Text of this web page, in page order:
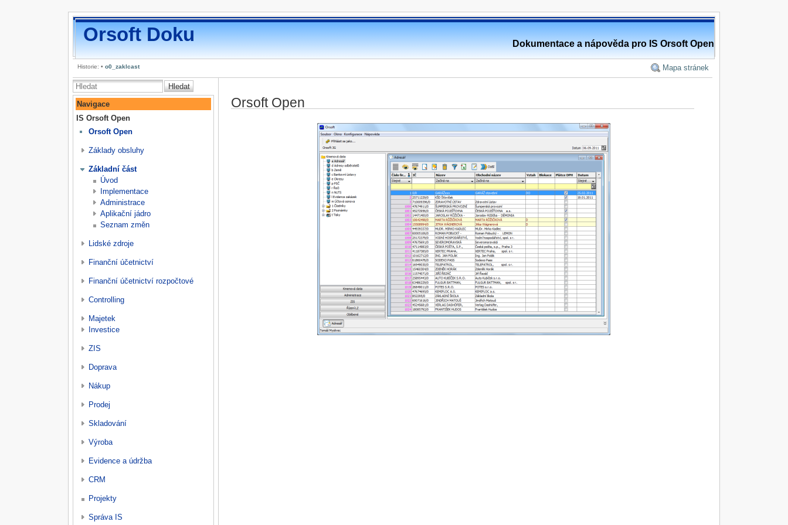
Orsoft Doku Dokumentace a nápověda pro IS Orsoft Open
Historie: • o0_zaklcast Mapa stránek
Hledat
Navigace
IS Orsoft Open
Orsoft Open
Základy obsluhy
Základní část
Úvod
Implementace
Administrace
Aplikační jádro
Seznam změn
Lidské zdroje
Finanční účetnictví
Finanční účetnictví rozpočtové
Controlling
Majetek
Investice
ZIS
Doprava
Nákup
Prodej
Skladování
Výroba
Evidence a údržba
CRM
Projekty
Správa IS
Orsoft Open